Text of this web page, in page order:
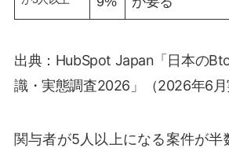
出典：HubSpot Japan「日本の
識・実態調査2026」（2026年6月
関与者が5人以上になる案件が半